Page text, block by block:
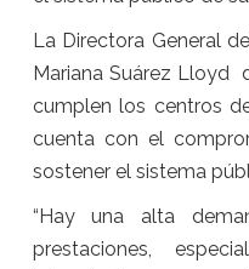
La Directora General
Mariana Suárez Lloyd
cumplen los centros
cuenta con el
sostener el sistema
“Hay una alta
prestaciones,